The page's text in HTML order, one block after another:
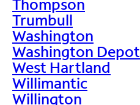
Thompson
Trumbull
Washington
Washington Depot
West Hartland
Willimantic
Willington